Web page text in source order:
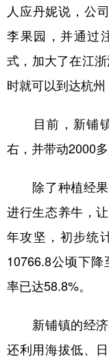
人应丹妮说，公
李果园，并通过
式，加大了在江
时就可以到达杭州
目前，新铺镇
右，并带动2000
除了种植经果
进行生态养牛，
年攻坚，初步统
10766.8公顷下
率已达58.8%。
新铺镇的经济
还利用海拔低、